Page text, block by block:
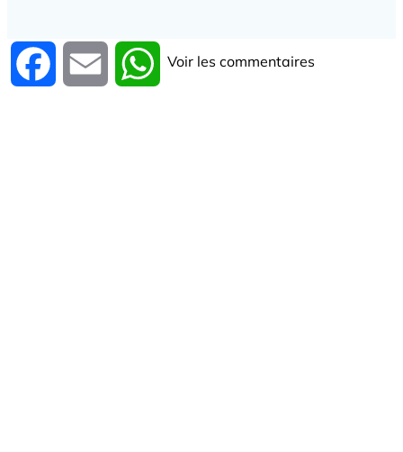
Facebook Email WhatsApp
Voir les commentaires